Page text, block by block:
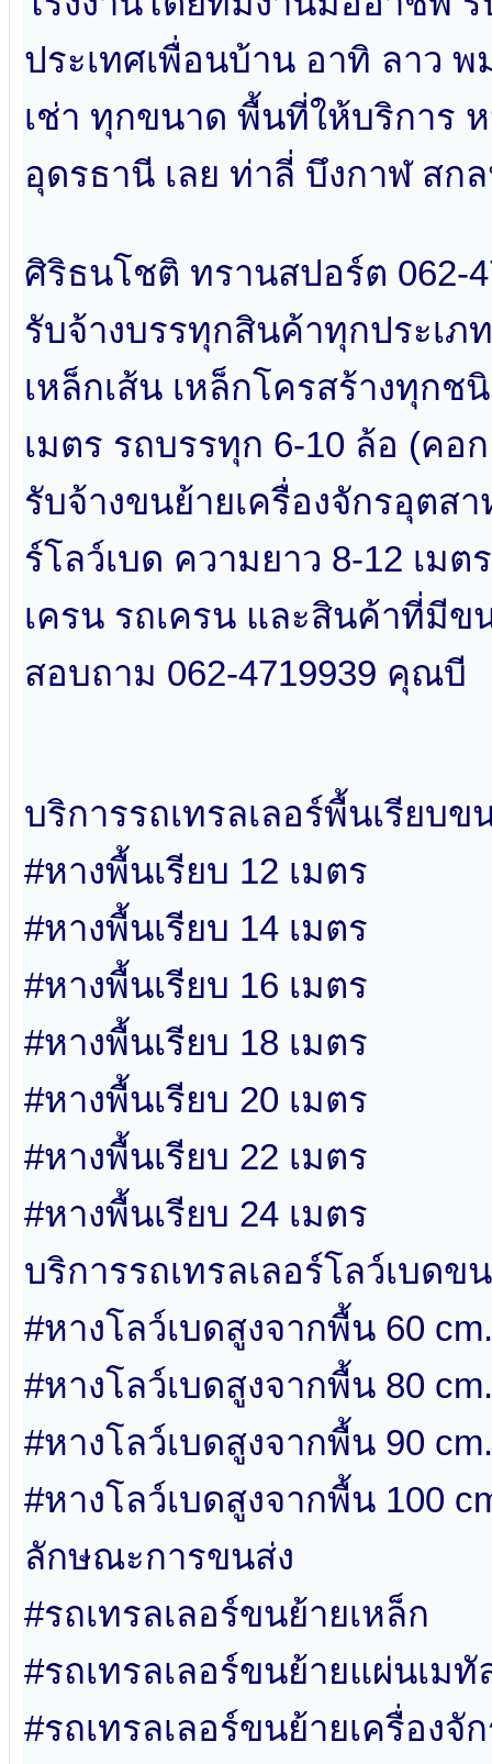
ประเทศเพื่อนบ้าน อาทิ ลาว พ
เช่า ทุกขนาด พื้นที่ให้บริการ
อุดรธานี เลย ท่าลี่ บึงกาฬ ส
ศิริธนโชติ ทรานสปอร์ต 062-
รับจ้างบรรทุกสินค้าทุกประเภ
เหล็กเส้น เหล็กโครสร้างทุกช
เมตร รถบรรทุก 6-10 ล้อ (คอ
รับจ้างขนย้ายเครื่องจักรอุตส
ร์โลว์เบด ความยาว 8-12 เม
เครน รถเครน และสินค้าที่มี
สอบถาม 062-4719939 คุณบี
บริการรถเทรลเลอร์พื้นเรียบข
#หางพื้นเรียบ 12 เมตร
#หางพื้นเรียบ 14 เมตร
#หางพื้นเรียบ 16 เมตร
#หางพื้นเรียบ 18 เมตร
#หางพื้นเรียบ 20 เมตร
#หางพื้นเรียบ 22 เมตร
#หางพื้นเรียบ 24 เมตร
บริการรถเทรลเลอร์โลว์เบดข
#หางโลว์เบดสูงจากพื้น 60 cm.
#หางโลว์เบดสูงจากพื้น 80 cm.
#หางโลว์เบดสูงจากพื้น 90 cm.
#หางโลว์เบดสูงจากพื้น 100
ลักษณะการขนส่ง
#รถเทรลเลอร์ขนย้ายเหล็ก
#รถเทรลเลอร์ขนย้ายแผ่นเม
#รถเทรลเลอร์ขนย้ายเครื่อง